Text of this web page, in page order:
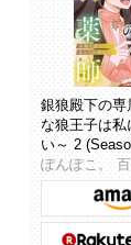
銀狼殿下の専
な狼王子は私
い～ 2
ぽんぽこ。